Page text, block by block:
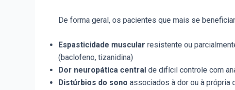
De forma geral, os pacientes que mais se
Espasticidade muscular resistente ou
(baclofeno, tizanidina)
Dor neuropática central de difícil controle com
Distúrbios do sono associados à dor ou à própria